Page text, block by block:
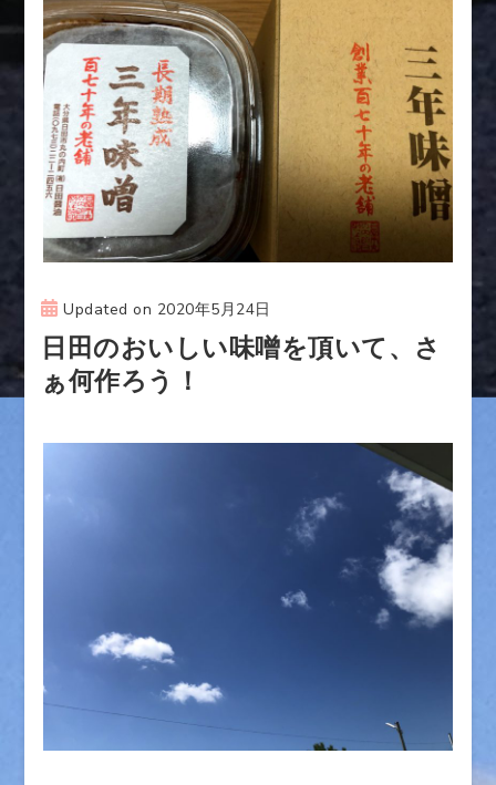
Updated on 2020年5月24日
日田のおいしい味噌を頂いて、さ
ぁ何作ろう！